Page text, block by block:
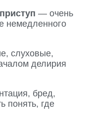
— очень
немедленного
слуховые,
делирия
бред,
понять, где